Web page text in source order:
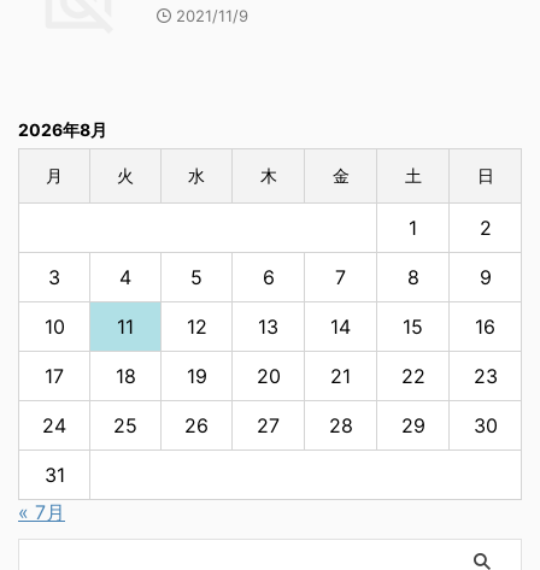
2021/11/9
2026年8月
月 火 水 木 金 土 日
1 2
3 4 5 6 7 8 9
10 11 12 13 14 15 16
17 18 19 20 21 22 23
24 25 26 27 28 29 30
31
« 7月